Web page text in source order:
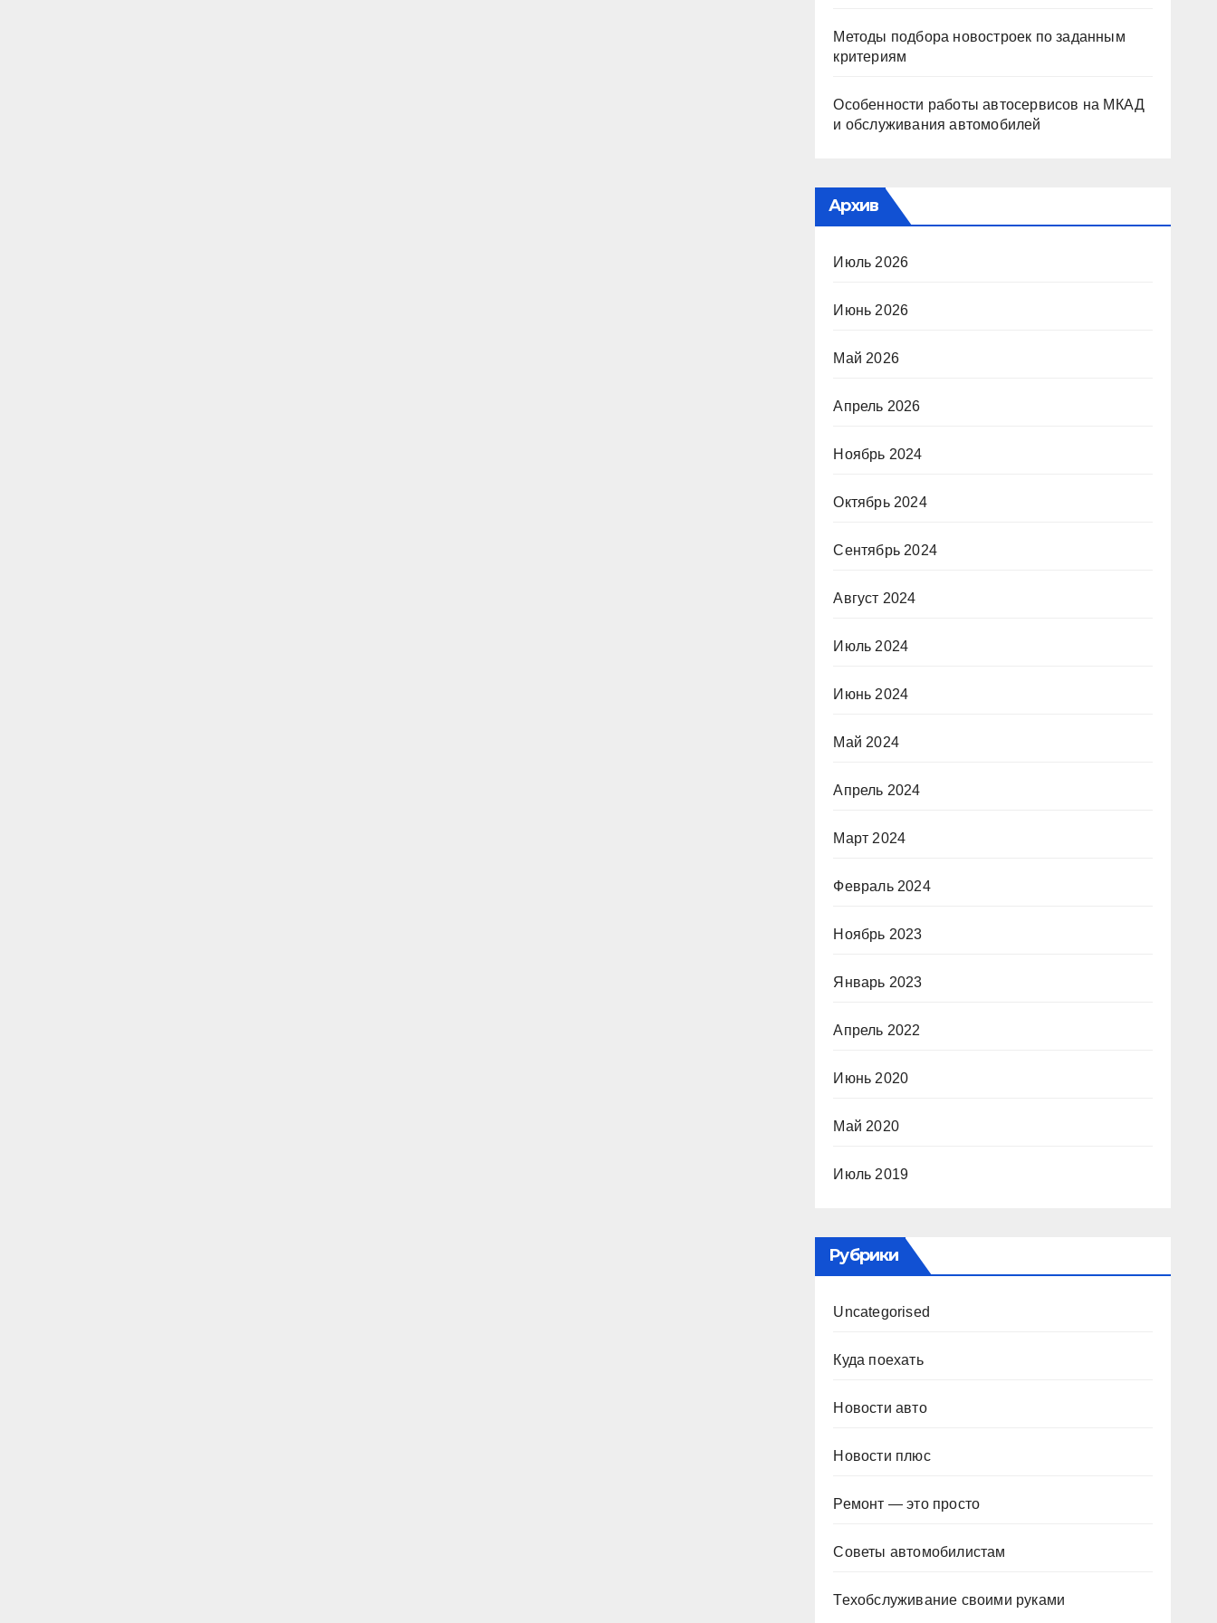
Методы подбора новостроек по заданным
критериям
Особенности работы автосервисов на МКАД
и обслуживания автомобилей
Архив
Июль 2026
Июнь 2026
Май 2026
Апрель 2026
Ноябрь 2024
Октябрь 2024
Сентябрь 2024
Август 2024
Июль 2024
Июнь 2024
Май 2024
Апрель 2024
Март 2024
Февраль 2024
Ноябрь 2023
Январь 2023
Апрель 2022
Июнь 2020
Май 2020
Июль 2019
Рубрики
Uncategorised
Куда поехать
Новости авто
Новости плюс
Ремонт — это просто
Советы автомобилистам
Техобслуживание своими руками